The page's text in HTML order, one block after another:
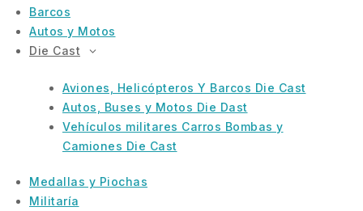
Barcos
Autos y Motos
Die Cast
Aviones, Helicópteros Y Barcos Die Cast
Autos, Buses y Motos Die Dast
Vehículos militares Carros Bombas y
Camiones Die Cast
Medallas y Piochas
Militaría